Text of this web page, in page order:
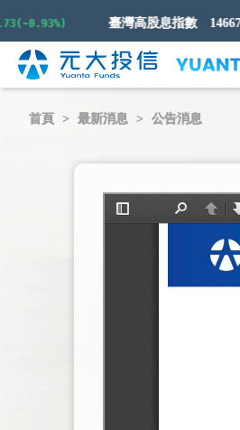
0.93%) 臺灣高股息指數 14667.29
首頁 最新消息 公告消息